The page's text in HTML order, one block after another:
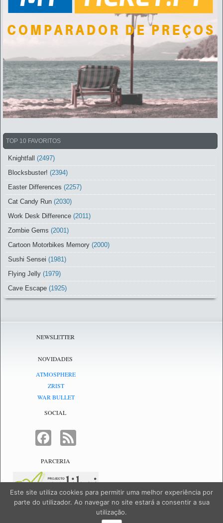
TOP 10 FAVORITOS
Knightfall (2497)
Blocksbuster! (2394)
Easter Differences (2257)
Cat Candy Run (2030)
Work Desk Difference (2011)
Zombie Gems (2001)
Cartoon Motorbikes Memory (2000)
Sushi Sensei (1981)
Flying Jelly (1979)
Cave Escape (1925)
NEWSLETTER
NOVIDADES
ATMOSPHERE
ZRIST
WAR BULLET
SOCIAL
FACEBOOK
PARCERIA
NetJogos - powered byNetJogos
Este site utiliza cookies para permitir uma melhor experiência por
parte do utilizador. Ao navegar no site estará a consentir a sua
utilização.